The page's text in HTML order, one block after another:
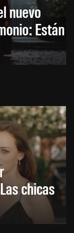
nuevo
Están
chicas